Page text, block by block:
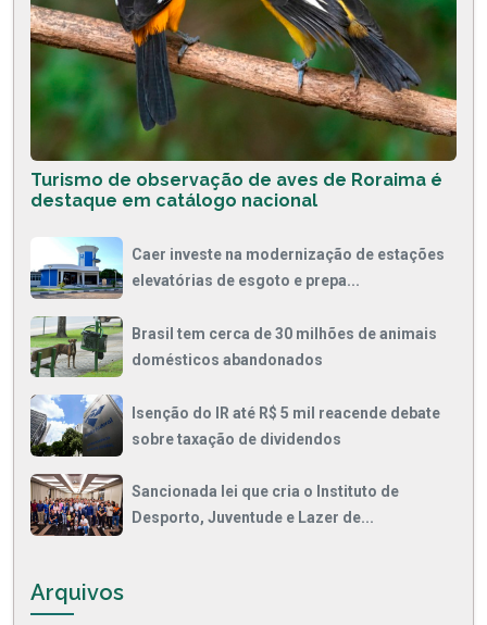
Turismo de observação de aves de Roraima é
destaque em catálogo nacional
Caer investe na modernização de estações
elevatórias de esgoto e prepa...
Brasil tem cerca de 30 milhões de animais
domésticos abandonados
Isenção do IR até R$ 5 mil reacende debate
sobre taxação de dividendos
Sancionada lei que cria o Instituto de
Desporto, Juventude e Lazer de...
Arquivos